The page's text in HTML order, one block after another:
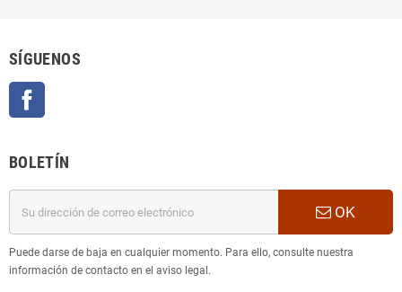
SÍGUENOS
BOLETÍN
OK
Puede darse de baja en cualquier momento. Para ello, consulte nuestra
información de contacto en el aviso legal.